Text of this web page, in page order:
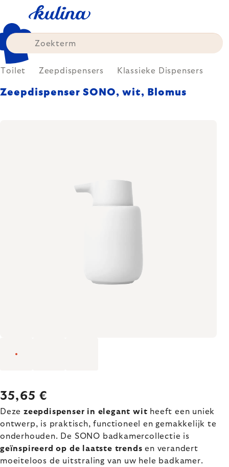
content
Toilet Zeepdispensers Klassieke Dispensers
Zeepdispenser SONO, wit, Blomus
35,65 €
Deze zeepdispenser in elegant wit heeft een uniek
ontwerp, is praktisch, functioneel en gemakkelijk te
onderhouden. De SONO badkamercollectie is
geïnspireerd op de laatste trends en verandert
moeiteloos de uitstraling van uw hele badkamer.